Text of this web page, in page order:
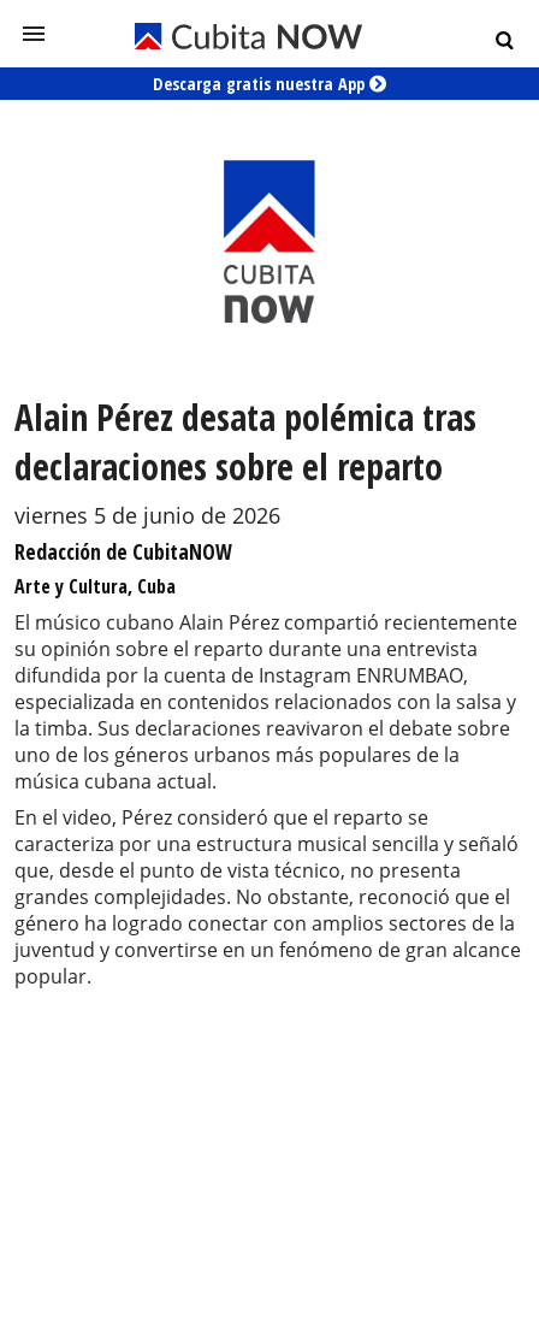
Descarga gratis nuestra App
Alain Pérez desata polémica tras
declaraciones sobre el reparto
viernes 5 de junio de 2026
Redacción de CubitaNOW
Arte y Cultura, Cuba
El músico cubano Alain Pérez compartió recientemente
su opinión sobre el reparto durante una entrevista
difundida por la cuenta de Instagram ENRUMBAO,
especializada en contenidos relacionados con la salsa y
la timba. Sus declaraciones reavivaron el debate sobre
uno de los géneros urbanos más populares de la
música cubana actual.
En el video, Pérez consideró que el reparto se
caracteriza por una estructura musical sencilla y señaló
que, desde el punto de vista técnico, no presenta
grandes complejidades. No obstante, reconoció que el
género ha logrado conectar con amplios sectores de la
juventud y convertirse en un fenómeno de gran alcance
popular.